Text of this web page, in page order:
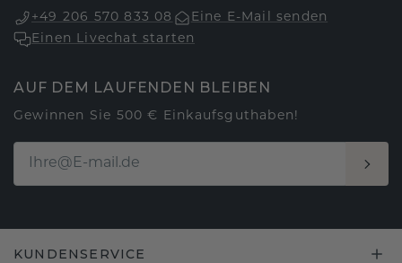
+49 206 570 833 08
Eine E-Mail senden
Einen Livechat starten
AUF DEM LAUFENDEN BLEIBEN
Gewinnen Sie 500 € Einkaufsguthaben!
KUNDENSERVICE